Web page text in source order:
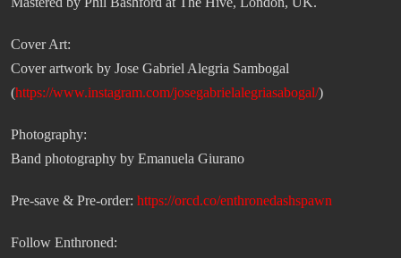
Cover Art:
Cover artwork by Jose Gabriel Alegria Sambogal
(https://www.instagram.com/josegabrielalegriasabogal/)
Photography:
Band photography by Emanuela Giurano
Pre-save & Pre-order: https://orcd.co/enthronedashspawn
Follow Enthroned: